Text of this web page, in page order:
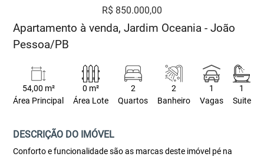
R$ 850.000,00
Apartamento à venda, Jardim Oceania - João
Pessoa/PB
54,00 m²
Área Principal
0 m²
Área Lote
2
Quartos
2
Banheiro
1
Vagas
1
Suite
DESCRIÇÃO DO IMÓVEL
Conforto e funcionalidade são as marcas deste imóvel pé na